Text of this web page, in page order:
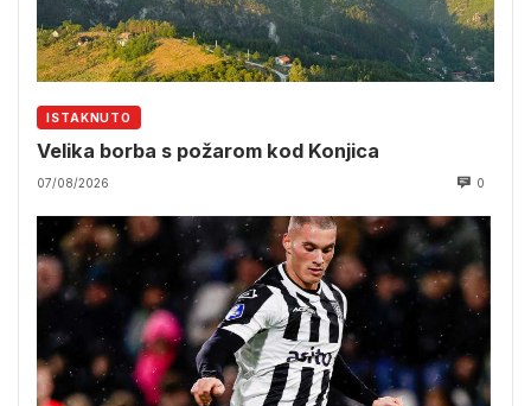
ISTAKNUTO
Velika borba s požarom kod Konjica
07/08/2026 0